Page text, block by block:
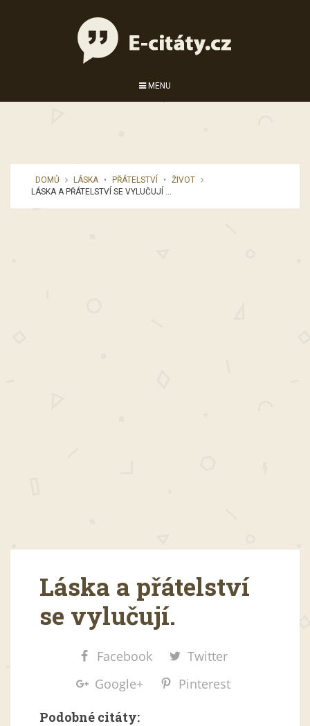
MENU
DOMŮ LÁSKA • PŘÁTELSTVÍ •
ŽIVOT
LÁSKA A PŘÁTELSTVÍ SE VYLUČUJÍ ...
Láska a přátelství
se vylučují.
Facebook
Twitter
Google+
Pinterest
Podobné citáty: